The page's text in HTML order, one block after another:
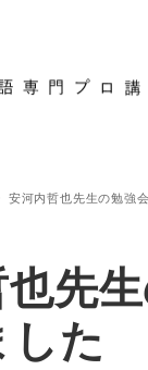
安河内哲也先生の勉強
先
た